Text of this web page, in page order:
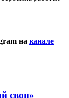
на канале
своп»